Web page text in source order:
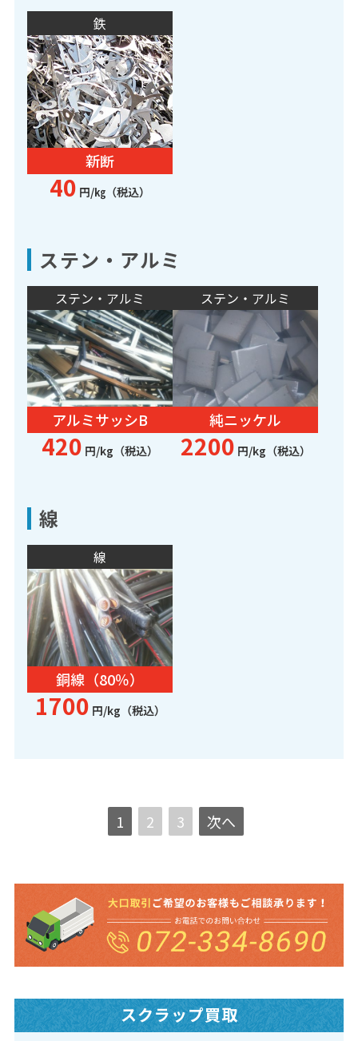
鉄
新断
40 円/㎏（税込）
ステン・アルミ
ステン・アルミ
アルミサッシB
420 円/kg（税込）
ステン・アルミ
純ニッケル
2200 円/kg（税込）
線
線
銅線（80％）
1700 円/kg（税込）
1 2 3 次へ
スクラップ買取